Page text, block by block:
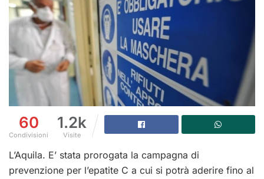
60
Condivisioni
1.2k
Visite
L’Aquila. E’ stata prorogata la campagna di
prevenzione per l’epatite C a cui si potrà aderire fino al